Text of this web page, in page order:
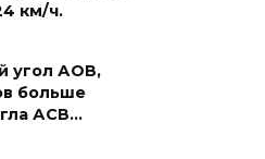
км/ч.
угол АОВ,
больше
АСВ…